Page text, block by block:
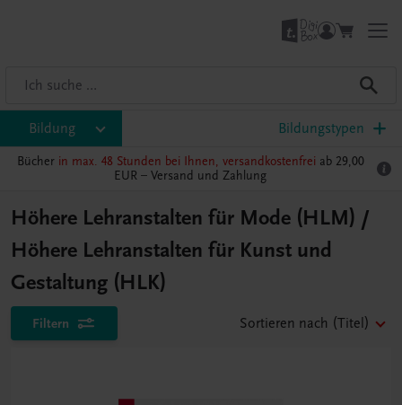
Bildung Bildungstypen
Bücher in max. 48 Stunden bei Ihnen, versandkostenfrei ab 29,00
EUR – Versand und Zahlung
Höhere Lehranstalten für Mode (HLM) /
Höhere Lehranstalten für Kunst und
Gestaltung (HLK)
Filtern Sortieren nach (Titel)